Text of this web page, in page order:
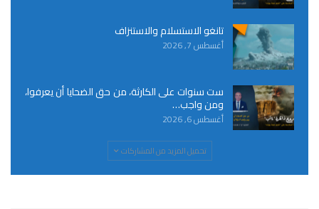
تانغو الاستسلام والاستنزاف
أغسطس 7, 2026
ست سنوات على الكارثة، من حق الضحايا أن يعرفوا،
ومن واجب…
أغسطس 6, 2026
تحميل المزيد من المشاركات